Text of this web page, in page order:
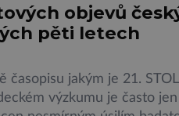
objevů
pěti letech
časopisu jakým je 21.
výzkumu je často